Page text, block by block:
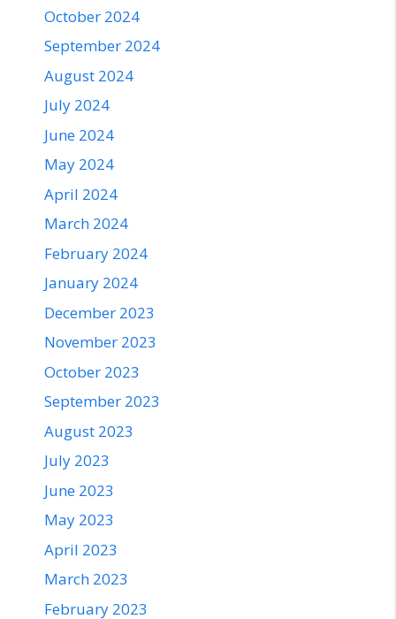
October 2024
September 2024
August 2024
July 2024
June 2024
May 2024
April 2024
March 2024
February 2024
January 2024
December 2023
November 2023
October 2023
September 2023
August 2023
July 2023
June 2023
May 2023
April 2023
March 2023
February 2023